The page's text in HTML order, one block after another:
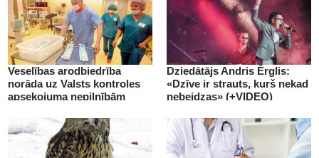
Veselības arodbiedrība
norāda uz Valsts kontroles
apsekojuma nepilnībām
Dziedātājs Andris Ērglis:
«Dzīve ir strauts, kurš nekad
nebeidzas» (+VIDEO)